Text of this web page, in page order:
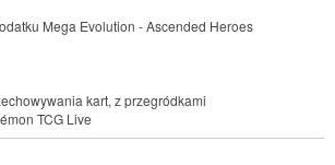
Mega Evolution - Ascended Heroes
kart, z przegródkami
TCG Live